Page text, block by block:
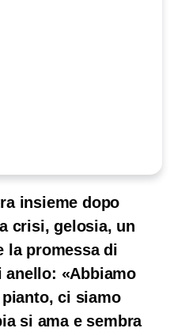
insieme dopo
crisi, gelosia, un
la promessa di
«Abbiamo
ci siamo
si ama e sembra